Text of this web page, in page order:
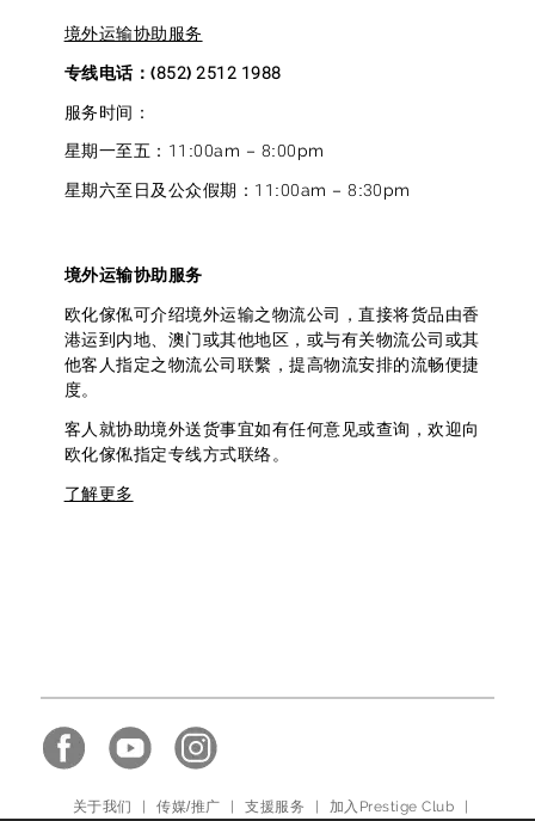
境外运输协助服务
专线电话：(852) 2512 1988
服务时间：
星期一至五：11:00am – 8:00pm
星期六至日及公众假期：11:00am – 8:30pm
境外运输协助服务
欧化傢俬可介绍境外运输之物流公司，直接将货品由香
港运到内地、澳门或其他地区，或与有关物流公司或其
他客人指定之物流公司联繫，提高物流安排的流畅便捷
度。
客人就协助境外送货事宜如有任何意见或查询，欢迎向
欧化傢俬指定专线方式联络。
了解更多
关于我们 传媒/推广 支援服务 加入Prestige Club